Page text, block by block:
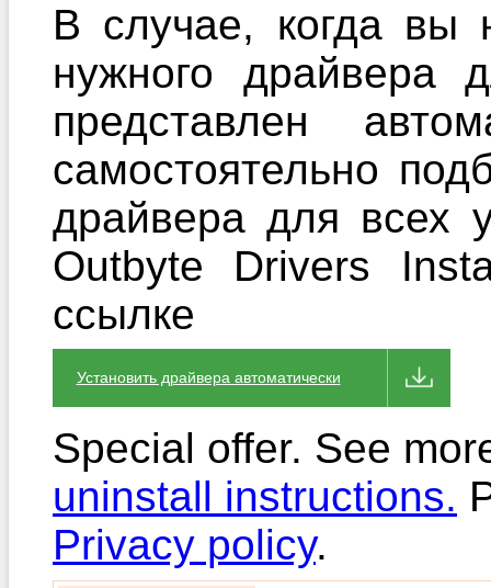
В случае, когда вы
нужного драйвера
представлен
самостоятельно
драйвера для всех
Outbyte Drivers
ссылке
Установить драйвера автоматически
Special offer. See
uninstall instructions.
Privacy policy.